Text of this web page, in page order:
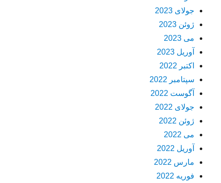
جولای 2023
ژوئن 2023
می 2023
آوریل 2023
اکتبر 2022
سپتامبر 2022
آگوست 2022
جولای 2022
ژوئن 2022
می 2022
آوریل 2022
مارس 2022
فوریه 2022